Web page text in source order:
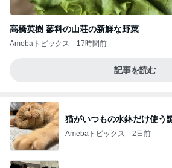
高橋英樹 蓼科の山荘の新鮮な野菜
Amebaトピックス 17時間前
記事を読む
猫がいつもの水鉢だけ使う
Amebaトピックス 2日前